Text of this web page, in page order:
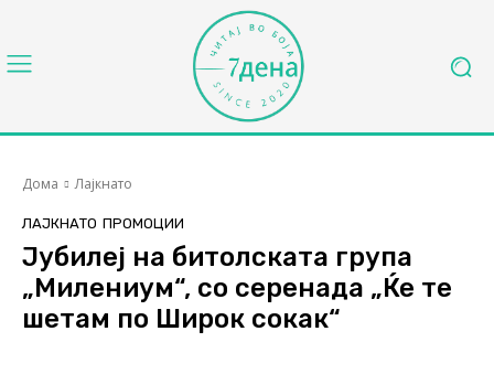
Дома Лајкнато
ЛАЈКНАТО ПРОМОЦИИ
Јубилеј на битолската група
„Милениум“, со серенада „Ќе те
шетам по Широк сокак“